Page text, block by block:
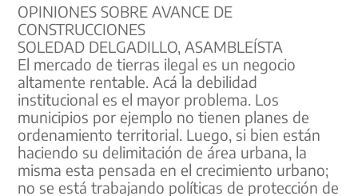
OPINIONES SOBRE AVANCE DE
CONSTRUCCIONES
SOLEDAD DELGADILLO, ASAMBLEÍSTA
El mercado de tierras ilegal es un negocio
altamente rentable. Acá la debilidad
institucional es el mayor problema. Los
municipios por ejemplo no tienen planes de
ordenamiento territorial. Luego, si bien están
haciendo su delimitación de área urbana, la
misma esta pensada en el crecimiento urbano;
no se está trabajando políticas de protección de